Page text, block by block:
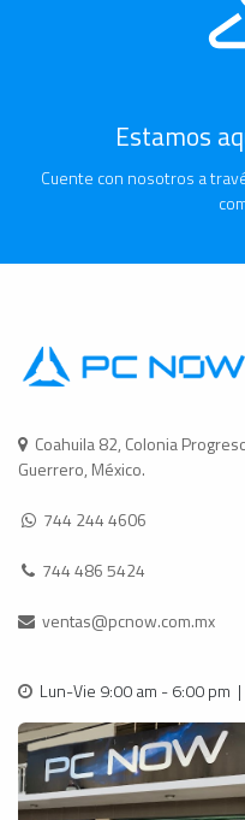
Estamos
Cuente con nosotros a
Coahuila 82, Colonia
Guerrero, México.
744 244 4606
744 486 5424
ventas@pcnow.com.mx
Lun-Vie 9:00 am - 6:00 pm